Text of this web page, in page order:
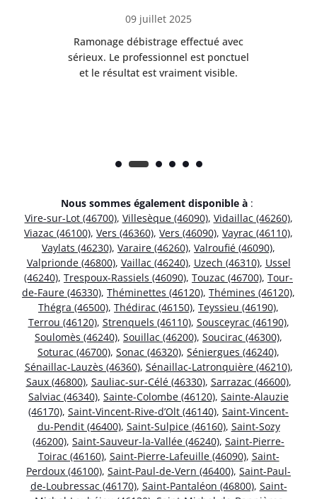
09 juillet 2025
Ramonage débistrage effectué avec
sérieux. Le professionnel est ponctuel
et le résultat est vraiment visible.
Nous sommes également disponible à :
Vire-sur-Lot (46700), Villesèque (46090), Vidaillac (46260),
Viazac (46100), Vers (46360), Vers (46090), Vayrac (46110),
Vaylats (46230), Varaire (46260), Valroufié (46090),
Valprionde (46800), Vaillac (46240), Uzech (46310), Ussel
(46240), Trespoux-Rassiels (46090), Touzac (46700), Tour-
de-Faure (46330), Théminettes (46120), Thémines (46120),
Thégra (46500), Thédirac (46150), Teyssieu (46190),
Terrou (46120), Strenquels (46110), Sousceyrac (46190),
Soulomès (46240), Souillac (46200), Soucirac (46300),
Soturac (46700), Sonac (46320), Séniergues (46240),
Sénaillac-Lauzès (46360), Sénaillac-Latronquière (46210),
Saux (46800), Sauliac-sur-Célé (46330), Sarrazac (46600),
Salviac (46340), Sainte-Colombe (46120), Sainte-Alauzie
(46170), Saint-Vincent-Rive-d’Olt (46140), Saint-Vincent-
du-Pendit (46400), Saint-Sulpice (46160), Saint-Sozy
(46200), Saint-Sauveur-la-Vallée (46240), Saint-Pierre-
Toirac (46160), Saint-Pierre-Lafeuille (46090), Saint-
Perdoux (46100), Saint-Paul-de-Vern (46400), Saint-Paul-
de-Loubressac (46170), Saint-Pantaléon (46800), Saint-